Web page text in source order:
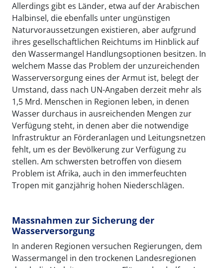
Allerdings gibt es Länder, etwa auf der Arabischen
Halbinsel, die ebenfalls unter ungünstigen
Naturvoraussetzungen existieren, aber aufgrund
ihres gesellschaftlichen Reichtums im Hinblick auf
den Wassermangel Handlungsoptionen besitzen. In
welchem Masse das Problem der unzureichenden
Wasserversorgung eines der Armut ist, belegt der
Umstand, dass nach UN-Angaben derzeit mehr als
1,5 Mrd. Menschen in Regionen leben, in denen
Wasser durchaus in ausreichenden Mengen zur
Verfügung steht, in denen aber die notwendige
Infrastruktur an Förderanlagen und Leitungsnetzen
fehlt, um es der Bevölkerung zur Verfügung zu
stellen. Am schwersten betroffen von diesem
Problem ist Afrika, auch in den immerfeuchten
Tropen mit ganzjährig hohen Niederschlägen.
Massnahmen zur Sicherung der
Wasserversorgung
In anderen Regionen versuchen Regierungen, dem
Wassermangel in den trockenen Landesregionen